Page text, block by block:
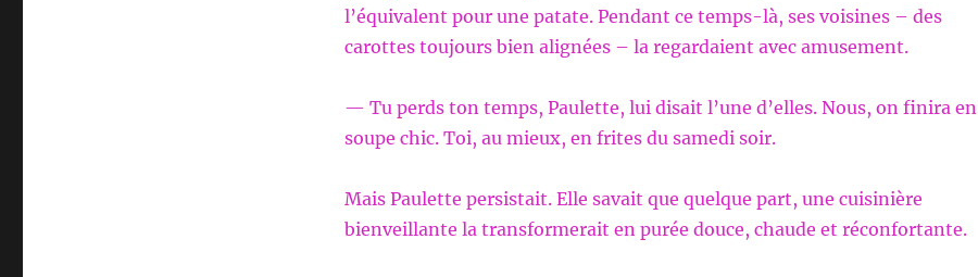
l’équivalent pour une patate. Pendant ce temps-là, ses voisines – des
carottes toujours bien alignées – la regardaient avec amusement.
— Tu perds ton temps, Paulette, lui disait l’une d’elles. Nous, on finira en
soupe chic. Toi, au mieux, en frites du samedi soir.
Mais Paulette persistait. Elle savait que quelque part, une cuisinière
bienveillante la transformerait en purée douce, chaude et réconfortante.